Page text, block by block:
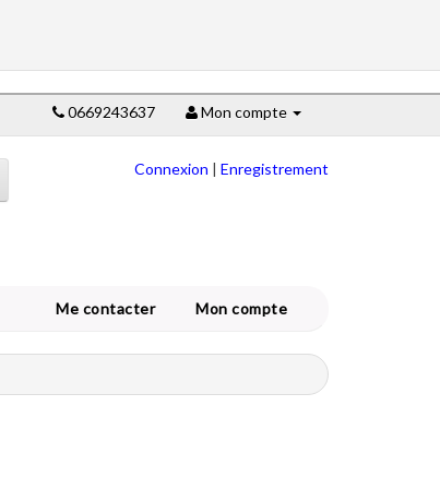
0669243637 Mon compte
Connexion | Enregistrement
Me contacter Mon compte